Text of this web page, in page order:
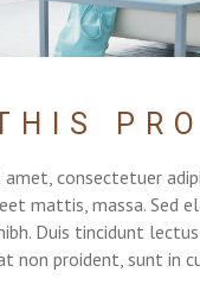
consectetuer
mattis, massa. Sed
Duis tincidunt
non proident, sunt in